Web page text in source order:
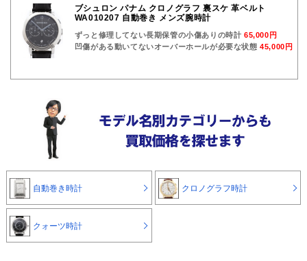
ブシュロン パナム クロノグラフ 裏スケ 革ベルト
WA010207 自動巻き メンズ腕時計
ずっと修理してない長期保管の小傷ありの時計65,000円
凹傷がある動いてないオーバーホールが必要な状態45,000円
自動巻き時計 クロノグラフ時計
クォーツ時計